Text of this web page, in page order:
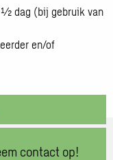
dag (bij gebruik van
en/of
contact op!